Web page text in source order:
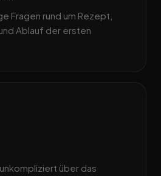
Fragen rund um Rezept,
Ablauf der ersten
über das